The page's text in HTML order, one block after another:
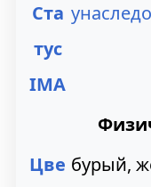
Ста
тус
IMA
Цве бурый,